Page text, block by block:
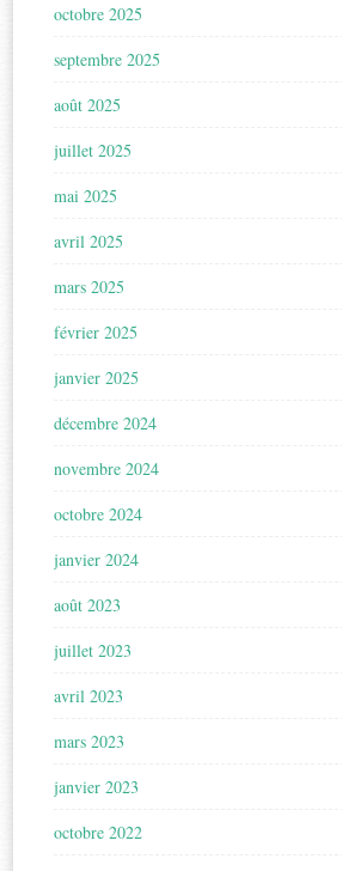
octobre 2025
septembre 2025
août 2025
juillet 2025
mai 2025
avril 2025
mars 2025
février 2025
janvier 2025
décembre 2024
novembre 2024
octobre 2024
janvier 2024
août 2023
juillet 2023
avril 2023
mars 2023
janvier 2023
octobre 2022